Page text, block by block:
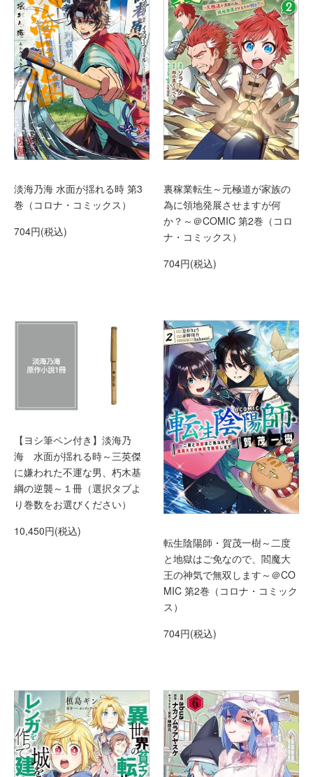
淡海乃海 水面が揺れる時 第3
巻（コロナ・コミックス）
704円(税込)
裏稼業転生～元極道が家族の
為に領地発展させますが何
か？～＠COMIC 第2巻（コロ
ナ・コミックス）
704円(税込)
【ヨシ筆ペン付き】淡海乃
海 水面が揺れる時～三英傑
に嫌われた不運な男、朽木基
綱の逆襲～１冊（選択タブよ
り巻数をお選びください）
10,450円(税込)
転生陰陽師・賀茂一樹～二度
と地獄はご免なので、閻魔大
王の神気で無双します～＠CO
MIC 第2巻（コロナ・コミック
ス）
704円(税込)